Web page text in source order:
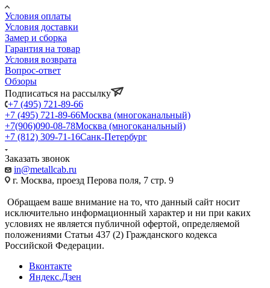
Условия оплаты
Условия доставки
Замер и сборка
Гарантия на товар
Условия возврата
Вопрос-ответ
Обзоры
Подписаться на рассылку
+7 (495) 721-89-66
+7 (495) 721-89-66Москва (многоканальный)
+7(906)090-08-78Москва (многоканальный)
+7 (812) 309-71-16Санк-Петербург
Заказать звонок
in@metallcab.ru
г. Москва, проезд Перова поля, 7 стр. 9
Обращаем ваше внимание на то, что данный сайт носит
исключительно информационный характер и ни при каких
условиях не является публичной офертой, определяемой
положениями Статьи 437 (2) Гражданского кодекса
Российской Федерации.
Вконтакте
Яндекс.Дзен